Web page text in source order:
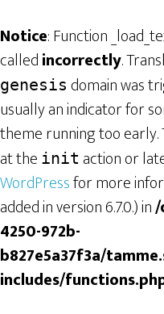
Notice: Function
calledincorrectly.
genesis domain was
usually an indicator for
theme running too early.
at the init action or
WordPressfor more
added in version 6.7.0.) in/
4250-972b-
b827e5a37f3a/
includes/